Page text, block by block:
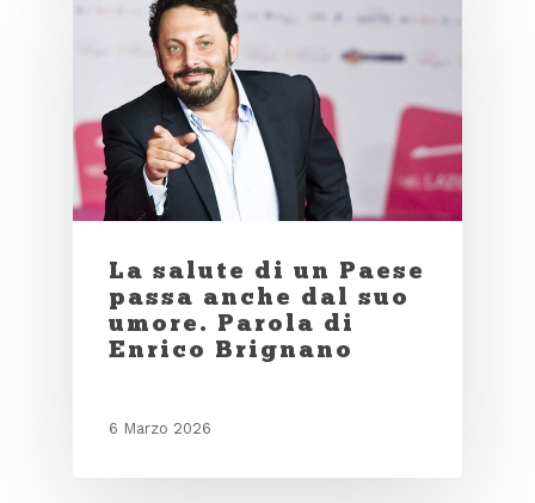
La salute di un Paese
passa anche dal suo
umore. Parola di
Enrico Brignano
6 Marzo 2026